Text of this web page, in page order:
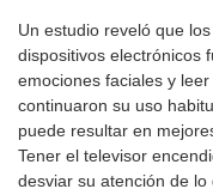
Un estudio reveló que
dispositivos electrónicos
emociones faciales y
continuaron su uso
puede resultar en
Tener el televisor
desviar su atención de